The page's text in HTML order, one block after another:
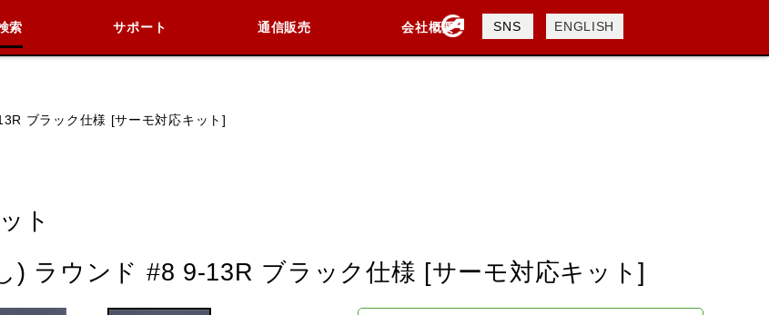
索 サポート 通信販売 会社概要
会社概要
採用情報
SNS ENGLISH
ブラック仕様 [サーモ対応キット]
ト
) ラウンド #8 9-13R ブラック仕様 [サーモ対応キット]